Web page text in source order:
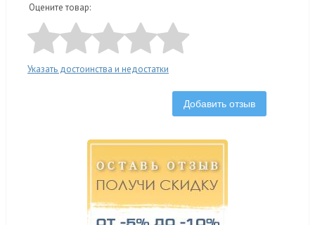
Оцените товар:
Указать достоинства и недостатки
Добавить отзыв